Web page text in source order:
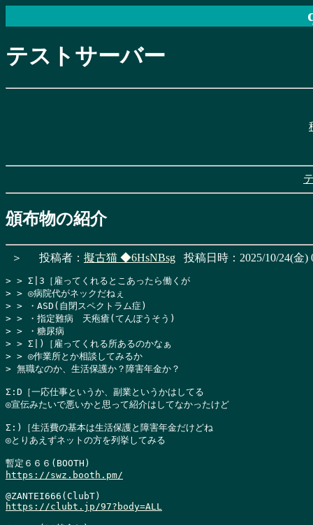
テストサーバー
頒布物の紹介
＞ 投稿者： 擬古猫 ◆6HsNBsg 投稿日時：2025/10/24(金)
> > Σ|3［雇ってくれるとこあったら働くが
> > ◎病院代がネックだねぇ
> > ・ASD(自閉スペクトラム症)
> > ・指定難病　天疱瘡(てんぽうそう)
> > ・糖尿病
> > Σ|)［雇ってくれる所あるのかなぁ
> > ◎作業所とか相談してみるか
> 無職なのか、生活保護か？障害年金か？
Σ:D［一応仕事というか、副業というかはしてる
◎宣伝みたいで悪いかと思って紹介はしてなかったけど
Σ:)［生活費の基本は生活保護と障害年金だけどね
◎とりあえずネットの方を列挙してみる
https://swz.booth.pm/
https://clubt.jp/97?body=ALL